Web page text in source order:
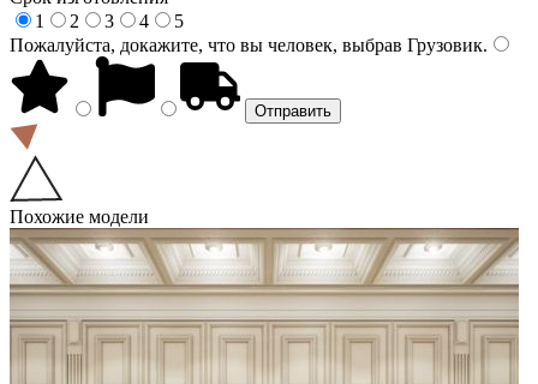
1
2 3 4
5
Пожалуйста, докажите, что вы человек, выбрав Грузовик.
Похожие модели